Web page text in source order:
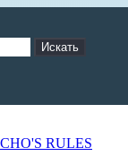
Искать